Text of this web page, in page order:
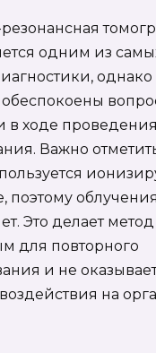
одним из
в ходе проведения
Важно
поэтому
Это делает метод
для повторного
и не
на